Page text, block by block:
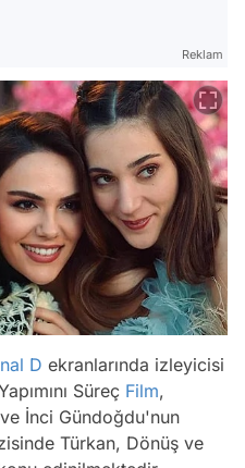
Reklam
D ekranlarında izleyicisi
Süreç Film,
ve İnci Gündoğdu'nun
Türkan, Dönüş ve